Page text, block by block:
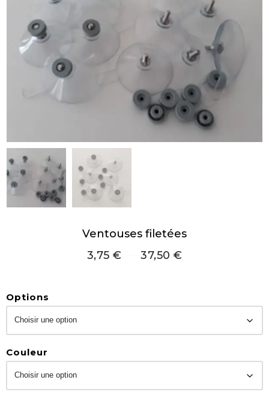
Ventouses filetées
3,75 € 37,50 €
Options
Couleur